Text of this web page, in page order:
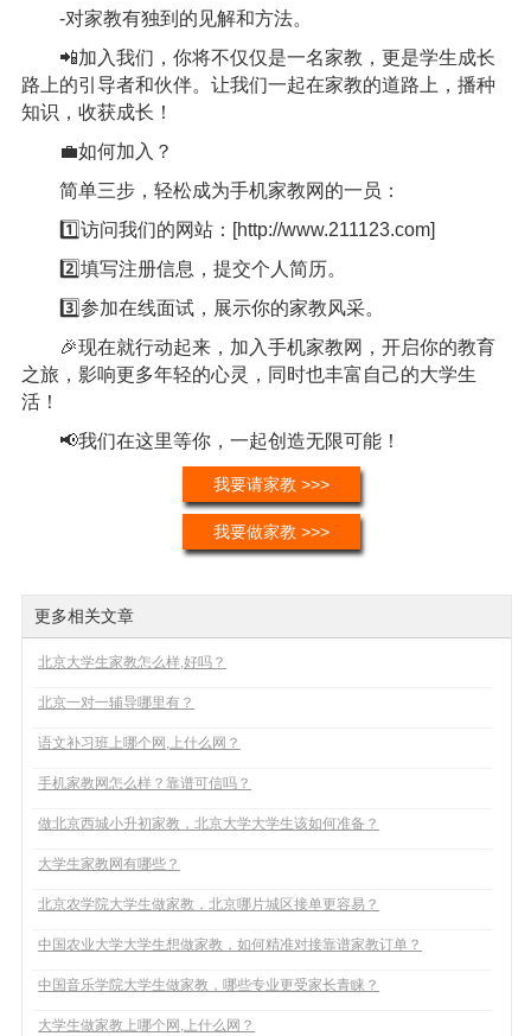
-对家教有独到的见解和方法。
📲加入我们，你将不仅仅是一名家教，更是学生成长
路上的引导者和伙伴。让我们一起在家教的道路上，播种
知识，收获成长！
💼如何加入？
简单三步，轻松成为手机家教网的一员：
1️⃣访问我们的网站：[http://www.211123.com]
2️⃣填写注册信息，提交个人简历。
3️⃣参加在线面试，展示你的家教风采。
🎉现在就行动起来，加入手机家教网，开启你的教育
之旅，影响更多年轻的心灵，同时也丰富自己的大学生
活！
📢我们在这里等你，一起创造无限可能！
我要请家教 >>>
我要做家教 >>>
更多相关文章
北京大学生家教怎么样,好吗？
北京一对一辅导哪里有？
语文补习班上哪个网,上什么网？
手机家教网怎么样？靠谱可信吗？
做北京西城小升初家教，北京大学大学生该如何准备？
大学生家教网有哪些？
北京农学院大学生做家教，北京哪片城区接单更容易？
中国农业大学大学生想做家教，如何精准对接靠谱家教订单？
中国音乐学院大学生做家教，哪些专业更受家长青睐？
大学生做家教上哪个网,上什么网？